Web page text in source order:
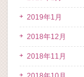
2019年1月
2018年12月
2018年11月